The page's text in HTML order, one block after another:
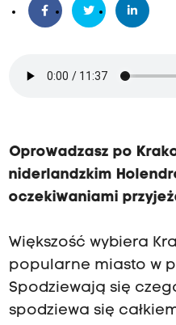
Oprowadzasz po
niderlandzkim
oczekiwaniami
Większość wybiera
popularne miasto w
Spodziewają się
spodziewa się